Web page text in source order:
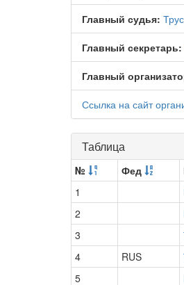
Главный судья:
Главный секретарь:
Главный
Ссылка на сайт
Таблица
№ Фед
1
2
3
4
RUS
5